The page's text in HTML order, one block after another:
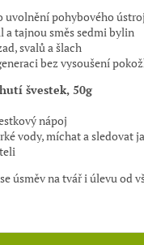
uvolnění pohybového
a tajnou směs sedmi bylin
svalů a šlach
bez vysoušení
švestek, 50g
nápoj
vody, míchat a sledovat
úsměv na tvář i úlevu od